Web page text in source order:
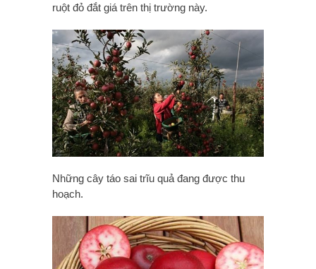
ruột đỏ đắt giá trên thị trường này.
Những cây táo sai trĩu quả đang được thu
hoạch.